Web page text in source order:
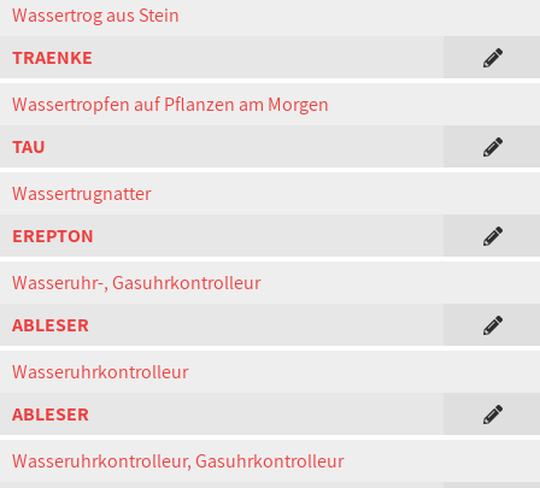
Wassertrog aus Stein
TRAENKE
Wassertropfen auf Pflanzen am Morgen
TAU
Wassertrugnatter
EREPTON
Wasseruhr-, Gasuhrkontrolleur
ABLESER
Wasseruhrkontrolleur
ABLESER
Wasseruhrkontrolleur, Gasuhrkontrolleur